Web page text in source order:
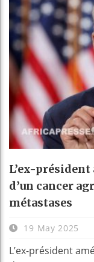
L’ex-
d’un cancer
métastases
19 May 2025
L’ex-président